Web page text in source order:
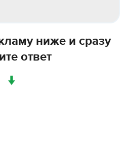
ниже и сразу
ответ
↓